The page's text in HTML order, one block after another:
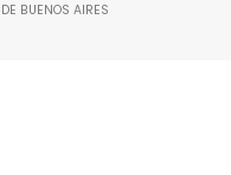
BUENOS AIRES